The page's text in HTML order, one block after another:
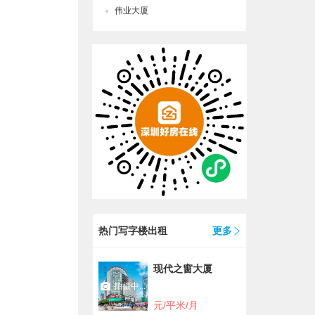
伟业大厦
热门写字楼出租 更多
拍摄中...
现代之窗大厦
元/平米/月